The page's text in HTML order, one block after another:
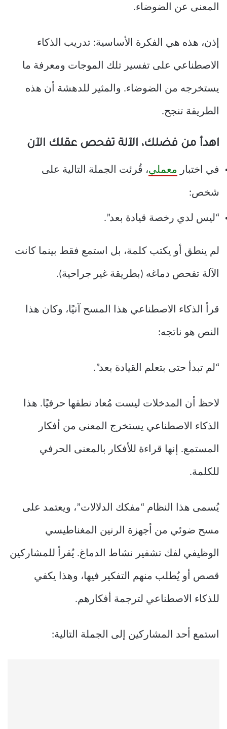
المعنى عن الضوضاء.
إذن، هذه هي الفكرة الأساسية: تدريب الذكاء
الاصطناعي على تفسير تلك الموجات ومعرفة ما
يستخرجه من الضوضاء. والمثير للدهشة أن هذه
الطريقة تنجح.
اهدأ من فضلك، الآلة تفحص عقلك الآن
في اختبار معملي، قُرئت الجملة التالية على
شخص:
“ليس لدي رخصة قيادة بعد”.
لم ينطق أو يكتب كلمة، بل استمع فقط بينما كانت
الآلة تفحص دماغه (بطريقة غير جراحية).
قرأ الذكاء الاصطناعي هذا المسح آنيًا، وكان هذا
النص هو ناتجه:
“لم تبدأ حتى بتعلم القيادة بعد”.
لاحظ أن المدخلات ليست مُعاد نطقها حرفيًا. هذا
الذكاء الاصطناعي يستخرج المعنى من أفكار
المستمع. إنها قراءة للأفكار بالمعنى الحرفي
للكلمة.
يُسمى هذا النظام “مفكك الدلالات”، ويعتمد على
مسح ضوئي من أجهزة الرنين المغناطيسي
الوظيفي لفك تشفير نشاط الدماغ. يُقرأ للمشاركين
قصص أو يُطلب منهم التفكير فيها، وهذا يكفي
للذكاء الاصطناعي لترجمة أفكارهم.
استمع أحد المشاركين إلى الجملة التالية: